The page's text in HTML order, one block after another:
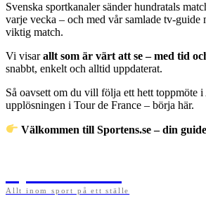
Svenska sportkanaler sänder hundratals
varje vecka – och med vår samlade tv-guide
viktig match.
Vi visarallt som är värt att se – med tid
snabbt, enkelt och alltid uppdaterat.
Så oavsett om du vill följa ett hett toppmöte
upplösningen i Tour de France – börja här.
Välkommen till Sportens.se – din
Allt inom sport på ett ställe